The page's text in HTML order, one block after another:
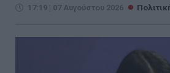
17:19 | 07 Αυγούστου 2026